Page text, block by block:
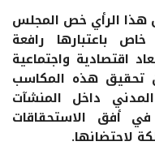
هذا الرأي خص المجلس
باعتبارها رافعة
اقتصادية واجتماعية
تحقيق هذه المكاسب
داخل المنشآت
أفق الاستحقاقات
لاحتضانها.